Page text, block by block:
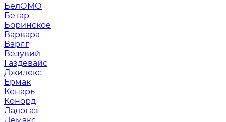
БелОМО
Бетар
Боринское
Варвара
Варяг
Везувий
Газдевайс
Джилекс
Ермак
Кенарь
Конорд
Ладогаз